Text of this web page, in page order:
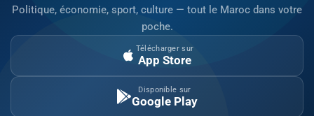
Politique, économie, sport, culture — tout le Maroc dans votre
poche.
Télécharger sur
App Store
Disponible sur
Google Play